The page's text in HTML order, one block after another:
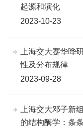
起源和演化
2023-10-23
上海交大蹇华哗
性及分布规律
2023-09-28
上海交大邓子
的结构酶学：条